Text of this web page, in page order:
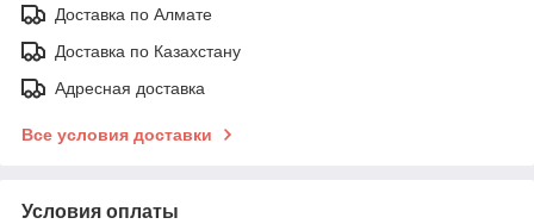
Доставка по Алмате
Доставка по Казахстану
Адресная доставка
Все условия доставки
Условия оплаты